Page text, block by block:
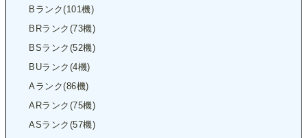
Bランク(101機)
BRランク(73機)
BSランク(52機)
BUランク(4機)
Aランク(86機)
ARランク(75機)
ASランク(57機)